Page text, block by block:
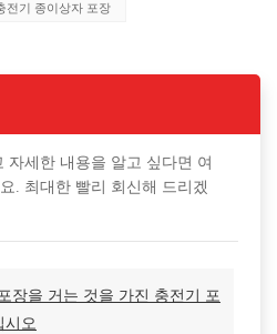
전기 종이상자 포장
자세한 내용을 알고 싶다면 여
. 최대한 빨리 회신해 드리겠
장을 거는 것을 가진 충전기 포
시오